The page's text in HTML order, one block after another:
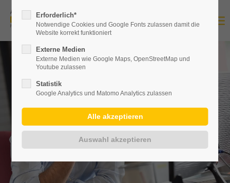
Erforderlich*
Notwendige Cookies und Google Fonts zulassen damit die
Website korrekt funktioniert
Externe Medien
Externe Medien wie Google Maps, OpenStreetMap und
Youtube zulassen
Statistik
Google Analytics und Matomo Analytics zulassen